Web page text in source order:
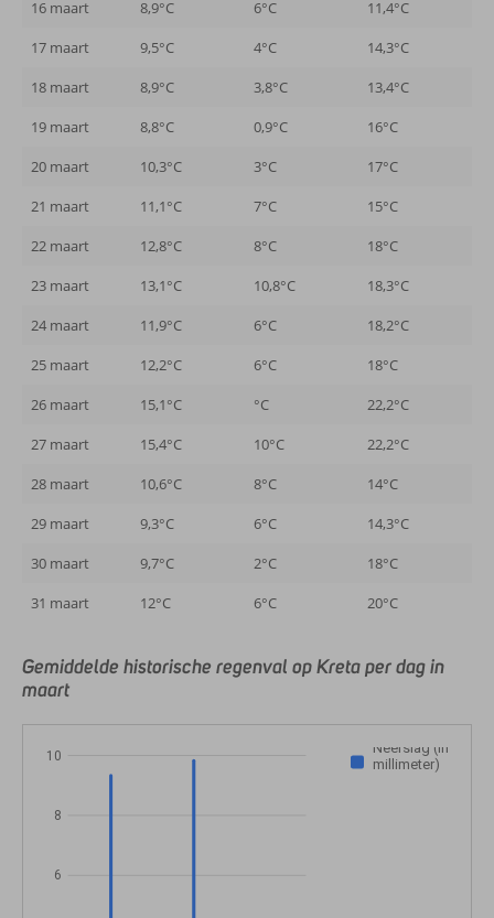
16 maart
8,9°C 6°C
11,4°C
17 maart
9,5°C 4°C
14,3°C
18 maart
8,9°C 3,8°C
13,4°C
19 maart
8,8°C 0,9°C
16°C
20 maart
10,3°C 3°C
17°C
21 maart
11,1°C 7°C
15°C
22 maart
12,8°C 8°C
18°C
23 maart
13,1°C 10,8°C
18,3°C
24 maart
11,9°C 6°C
18,2°C
25 maart
12,2°C 6°C
18°C
26 maart
15,1°C °C
22,2°C
27 maart
15,4°C 10°C
22,2°C
28 maart
10,6°C 8°C
14°C
29 maart
9,3°C 6°C
14,3°C
30 maart
9,7°C 2°C
18°C
31 maart
12°C 6°C 20°C
Gemiddelde historische regenval op Kreta per dag in
maart
Neerslag (in
millimeter)
6
8
10